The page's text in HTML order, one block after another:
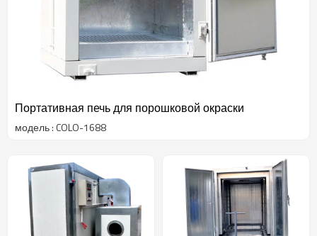
Портативная печь для порошковой окраски
модель : COLO-1688